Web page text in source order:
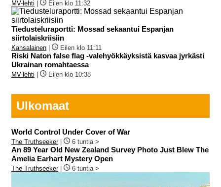
MV-lehti Eilen klo 11:32
Tiedusteluraportti: Mossad sekaantui Espanjan
siirtolaiskriisiin
Kansalainen Eilen klo 11:11
Riski Naton false flag -valehyökkäyksistä kasvaa jyrkästi
Ukrainan romahtaessa
MV-lehti Eilen klo 10:38
Ulkomaat
World Control Under Cover of War
The Truthseeker| 6 tuntia >
An 89 Year Old New Zealand Survey Photo Just Blew The
Amelia Earhart Mystery Open
The Truthseeker| 6 tuntia >